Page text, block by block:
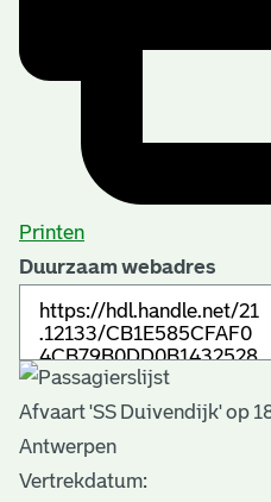
Printen
Duurzaam webadres
Afvaart 'SS Duivendijk' op
Antwerpen
Vertrekdatum: